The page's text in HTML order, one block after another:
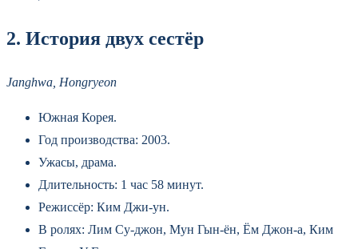
2. История двух сестёр
Janghwa, Hongryeon
Южная Корея.
Год производства: 2003.
Ужасы, драма.
Длительность: 1 час 58 минут.
Режиссёр: Ким Джи-ун.
В ролях: Лим Су-джон, Мун Гын-ён, Ём Джон‑а, Ким